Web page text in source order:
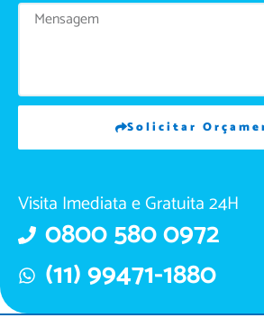
Solicitar
Visita Imediata e Gratuita 24H
0800 580 0972
(11) 99471-1880